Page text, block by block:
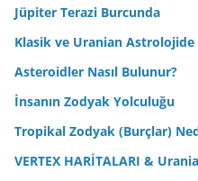
Jüpiter Terazi Burcunda
Klasik ve Uranian
Asteroidler Nasıl Bulunur?
İnsanın Zodyak Yolculuğu
Tropikal Zodyak (Burçlar)
VERTEX HARİTALARI &